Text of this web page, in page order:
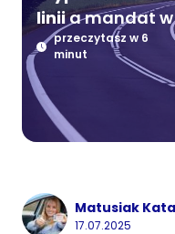
liniia mandat w
przeczytasz w 6
minut
Matusiak
17.07.2025